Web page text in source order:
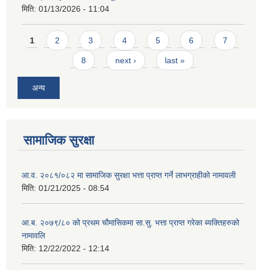
मिति: 01/13/2026 - 11:04
Pages
1 2 3 4 5 6 7
8 next › last »
अन्य
सामाजिक सुरक्षा
आ.व. २०८१/०८२ मा सामाजिक सुरक्षा भत्ता प्राप्त गर्ने लाभग्राहीको नामावली
मिति: 01/21/2025 - 08:54
आ.ब. २०७९/८० को प्रथम चौमासिकमा सा.सु. भत्ता प्राप्त गरेका ब्यक्तिहरुको
नामावलि
मिति: 12/22/2022 - 12:14